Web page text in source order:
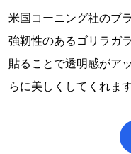
米国コーニング社のブ
強靭性のあるゴリラガ
貼ることで透明感がア
らに美しくしてくれます